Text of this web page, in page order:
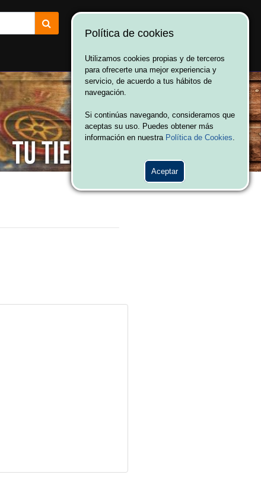
¡Bienvenido a Vulcania!
Hola. Inicia sesión
Política de cookies
Utilizamos cookies propias y de terceros
para ofrecerte una mejor experiencia y
servicio, de acuerdo a tus hábitos de
navegación.
Si continúas navegando, consideramos que
aceptas su uso. Puedes obtener más
información en nuestra Política de Cookies.
Aceptar